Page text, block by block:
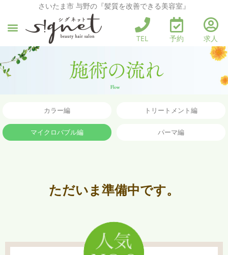
さいたま市 与野の『髪質を改善できる美容室』
TEL 予約 求人
カラー編 トリートメント編
マイクロバブル編 パーマ編
ただいま準備中です。